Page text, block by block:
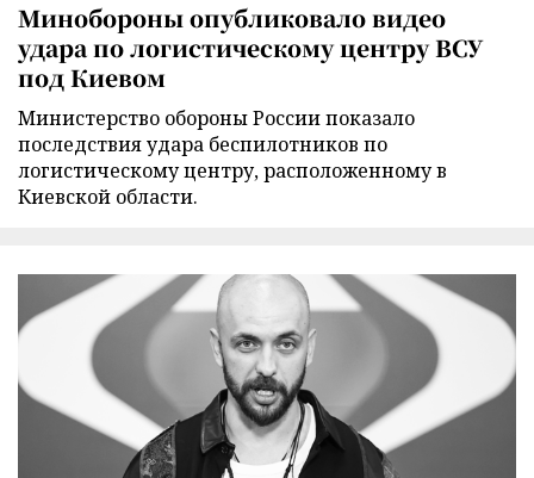
Минобороны опубликовало видео
удара по логистическому центру ВСУ
под Киевом
Министерство обороны России показало
последствия удара беспилотников по
логистическому центру, расположенному в
Киевской области.